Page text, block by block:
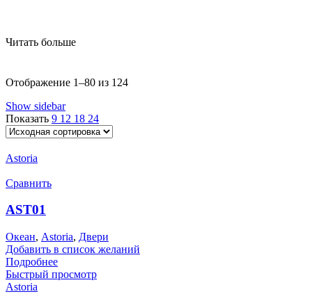
Читать больше
Отображение 1–80 из 124
Show sidebar
Показать 9 12 18 24
Astoria
Сравнить
AST01
Океан, Astoria, Двери
Добавить в список желаний
Подробнее
Быстрый просмотр
Astoria